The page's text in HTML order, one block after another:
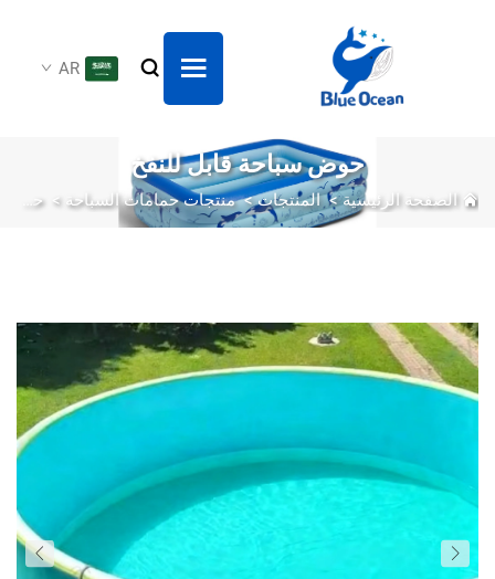
AR
حوض سباحة قابل للنفخ
الصفحة الرئيسية>المنتجات>منتجات حمامات السباحة >حوض سباحة قابل للنفخ